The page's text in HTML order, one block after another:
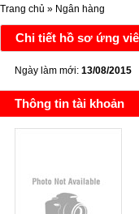
Trang chủ » Ngân hàng
Chi tiết hồ sơ ứng
Ngày làm mới: 13/08/2015
Thông tin tài khoản